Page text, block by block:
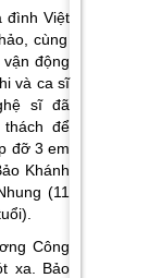
đình Việt
cùng
động
và ca sĩ
sĩ đã
để
đỡ 3 em
Khánh
(11
Công
xa. Bảo